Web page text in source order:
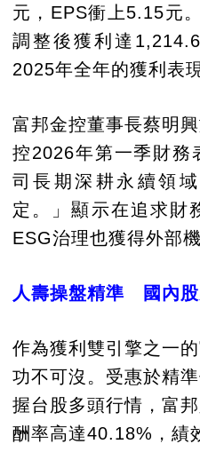
元，EPS衝上5.15元
調整後獲利達
2025年全年的獲利表現
富邦金控董事長蔡明
控2026年第一季財務
司長期深耕永續領
定。」顯示在追求財
ESG治理也獲得外部
人壽操盤精準 國內
作為獲利雙引擎之一
功不可沒。受惠於精
握台股多頭行情，富
酬率高達40.18%，績